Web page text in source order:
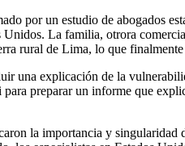
por un estudio de abogados
Unidos. La familia, otrora
rural de Lima, lo que
una explicación de la
preparar un informe que
la importancia y